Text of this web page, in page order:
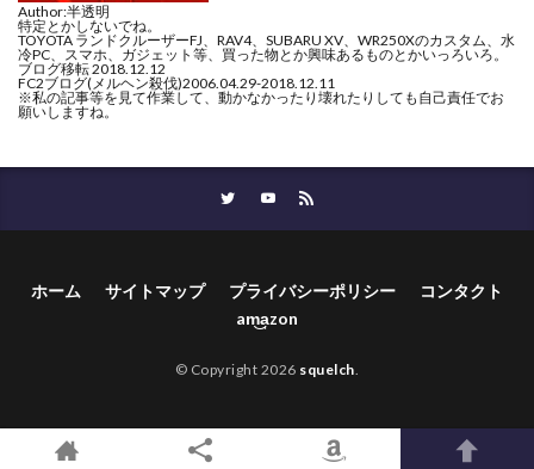
Author:半透明
特定とかしないでね。
TOYOTA ランドクルーザーFJ、RAV4、SUBARU XV、WR250Xのカスタム、水
冷PC、スマホ、ガジェット等、買った物とか興味あるものとかいっろいろ。
ブログ移転 2018.12.12
FC2ブログ(メルヘン殺伐)2006.04.29-2018.12.11
※私の記事等を見て作業して、動かなかったり壊れたりしても自己責任でお
願いしますね。
ホーム サイトマップ プライバシーポリシー
コンタクト
am͜a͉zon
© Copyright 2026 squelch